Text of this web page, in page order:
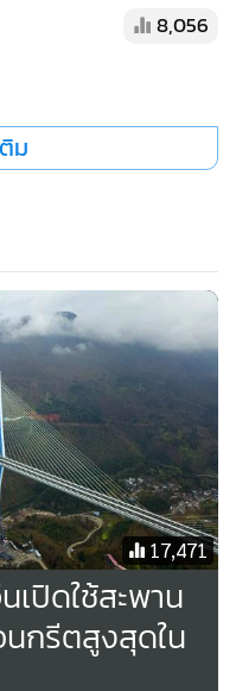
8,056
ม
17,471
เปิดใช้สะพาน
นกรีตสูงสุดใน